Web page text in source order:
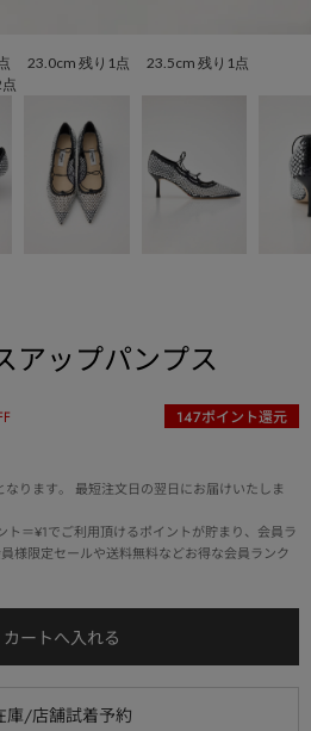
23.0cm 残り1点 23.5cm 残り1点
点
アップパンプス
147ポイント還元
ります。 最短注文日の翌日にお届けいたしま
ト＝¥1でご利用頂けるポイントが貯まり、会員ラ
様限定セールや送料無料などお得な会員ランク